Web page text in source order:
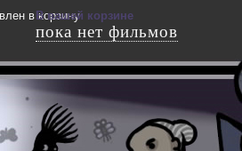
в корзину
В вашей корзине
пока нет фильмов